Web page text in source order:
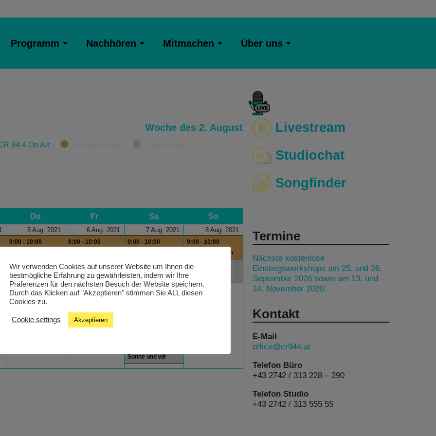
Programm Nachhören Mitmachen Über uns
Woche des 2. August
94.4 On Air
Do Fr Sa So
5 Aug. 2021
9:00 - 10:00
6 Aug. 2021
9:00 - 10:00
7 Aug. 2021
9:00 - 10:00
9:00 - 10:00
Wiener Melange
13:00 - 14:00
Sonne und wir
8 Aug. 2021
9:00 - 10:00
Health´s Kitchen
12:00 - 13:00
Wake Up
Livestream
Studiochat
Songfinder
Termine
Nächste kostenlose
Einstiegsworkshops am 25. und 26.
September 2026 sowie am 13. und
14. November 2026!
Kontakt
E-Mail
office@cr944.at
Telefon Büro
+43 2742 / 313 228 – 290
Telefon Studio
+43 2742 / 313 555 55
Wir verwenden Cookies auf unserer Website um Ihnen die
bestmögliche Erfahrung zu gewährleisten, indem wir Ihre
Präferenzen für den nächsten Besuch der Website speichern.
Durch das Klicken auf "Akzeptieren" stimmen Sie ALL diesen
Cookies zu.
Cookie settings Akzeptieren